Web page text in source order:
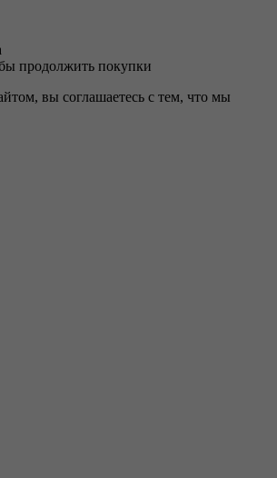
продолжить покупки
вы соглашаетесь с тем, что мы